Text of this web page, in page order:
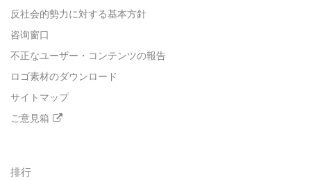
反社会的勢力に対する基本方針
咨询窗口
不正なユーザー・コンテンツの報告
ロゴ素材のダウンロード
サイトマップ
ご意見箱
排行